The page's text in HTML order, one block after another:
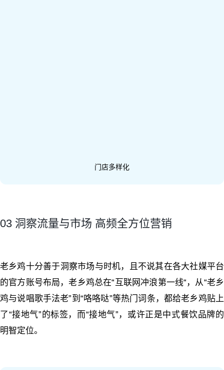
门店多样化
03 洞察流量与市场 高频全方位营销
老乡鸡十分善于洞察市场与时机，且不说其在各大社媒平台
的官方账号布局，老乡鸡总在“互联网冲浪第一线“，从“老乡
鸡与说唱歌手法老”到“咯咯哒”等热门词条，都给老乡鸡贴上
了“接地气”的标签，而“接地气”，或许正是中式餐饮品牌的
明智定位。